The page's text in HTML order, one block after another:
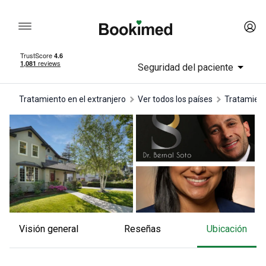
Seguridad del paciente
Tratamiento en el extranjero Ver todos los países
Visión general reseñas Ubicación